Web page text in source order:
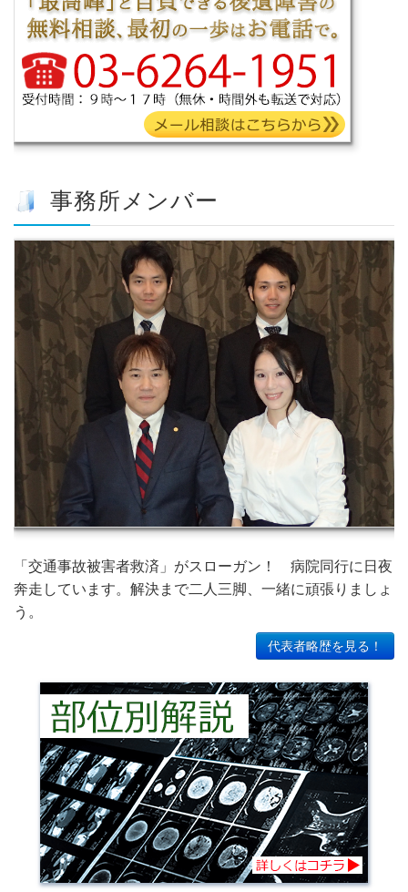
事務所メンバー
「交通事故被害者救済」がスローガン！ 病院同行に日夜
奔走しています。解決まで二人三脚、一緒に頑張りましょ
う。
代表者略歴を見る！